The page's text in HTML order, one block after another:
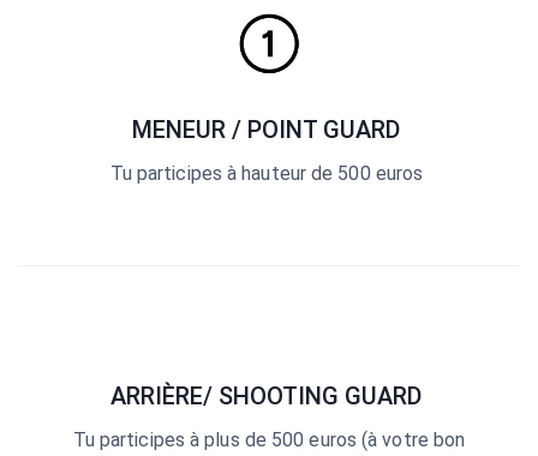
MENEUR / POINT GUARD
Tu participes à hauteur de 500 euros
ARRIÈRE/ SHOOTING GUARD
Tu participes à plus de 500 euros (à votre bon